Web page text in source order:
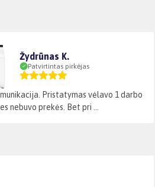
Žydrūnas K.
Patvirtintas pirkėjas
Pristatymas vėlavo 1 darbo
nebuvo prekės. Bet pri ...